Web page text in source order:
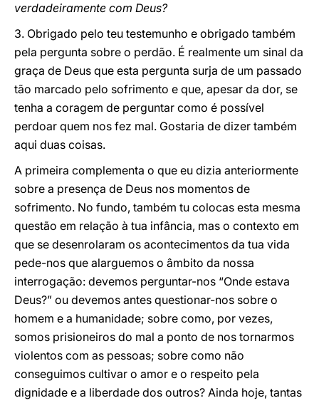
verdadeiramente com Deus?
3. Obrigado pelo teu testemunho e obrigado também
pela pergunta sobre o perdão. É realmente um sinal da
graça de Deus que esta pergunta surja de um passado
tão marcado pelo sofrimento e que, apesar da dor, se
tenha a coragem de perguntar como é possível
perdoar quem nos fez mal. Gostaria de dizer também
aqui duas coisas.
A primeira complementa o que eu dizia anteriormente
sobre a presença de Deus nos momentos de
sofrimento. No fundo, também tu colocas esta mesma
questão em relação à tua infância, mas o contexto em
que se desenrolaram os acontecimentos da tua vida
pede-nos que alarguemos o âmbito da nossa
interrogação: devemos perguntar-nos “Onde estava
Deus?” ou devemos antes questionar-nos sobre o
homem e a humanidade; sobre como, por vezes,
somos prisioneiros do mal a ponto de nos tornarmos
violentos com as pessoas; sobre como não
conseguimos cultivar o amor e o respeito pela
dignidade e a liberdade dos outros? Ainda hoje, tantas